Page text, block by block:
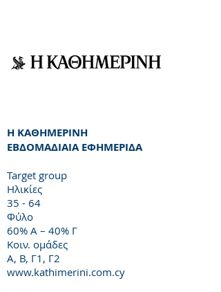
Η ΚΑΘΗΜΕΡΙΝΗ
ΕΒΔΟΜΑΔΙΑΙΑ ΕΦΗΜΕΡΙΔΑ
Target group
Ηλικίες
35 - 64
Φύλο
60% Α – 40% Γ
Κοιν. ομάδες
Α, Β, Γ1, Γ2
www.kathimerini.com.cy